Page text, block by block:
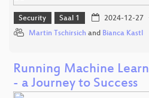
Security Saal 1 2024-12-27
Martin Tschirsich and Bianca Kastl
Running Machine
- a Journey to Success